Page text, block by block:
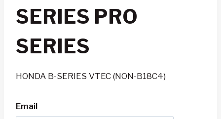
SERIES PRO
SERIES
HONDA B-SERIES VTEC (NON-B18C4)
Email